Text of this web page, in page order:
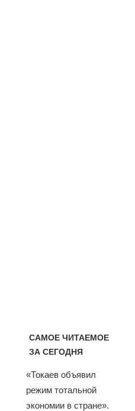
САМОЕ ЧИТАЕМОЕ
ЗА СЕГОДНЯ
«Токаев объявил
режим тотальной
экономии в стране».